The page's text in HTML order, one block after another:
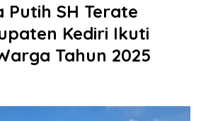
Putih SH Terate
Kediri Ikuti
Tahun 2025